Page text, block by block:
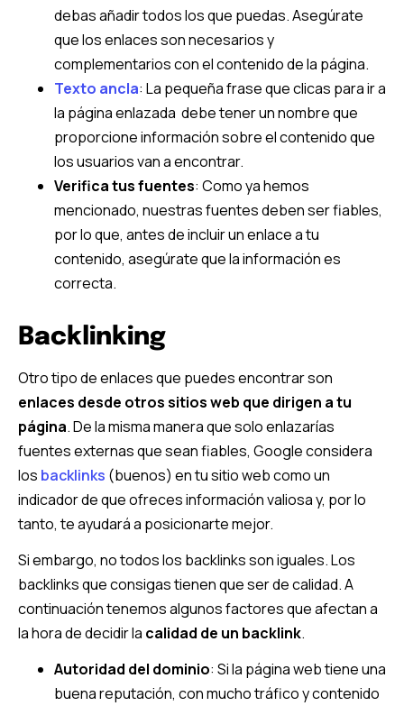
debas añadir todos los que puedas. Asegúrate
que los enlaces son necesarios y
complementarios con el contenido de la página.
Texto ancla: La pequeña frase que clicas para ir a
la página enlazada debe tener un nombre que
proporcione información sobre el contenido que
los usuarios van a encontrar.
Verifica tus fuentes: Como ya hemos
mencionado, nuestras fuentes deben ser fiables,
por lo que, antes de incluir un enlace a tu
contenido, asegúrate que la información es
correcta.
Backlinking
Otro tipo de enlaces que puedes encontrar son
enlaces desde otros sitios web que dirigen a tu
página. De la misma manera que solo enlazarías
fuentes externas que sean fiables, Google considera
los backlinks (buenos) en tu sitio web como un
indicador de que ofreces información valiosa y, por lo
tanto, te ayudará a posicionarte mejor.
Si embargo, no todos los backlinks son iguales. Los
backlinks que consigas tienen que ser de calidad. A
continuación tenemos algunos factores que afectan a
la hora de decidir la calidad de un backlink.
Autoridad del dominio: Si la página web tiene una
buena reputación, con mucho tráfico y contenido